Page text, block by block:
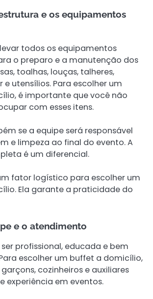
e os equipamentos
todos os equipamentos
o preparo e a manutenção dos
toalhas, louças, talheres,
e utensílios. Para escolher um
é importante que você não
com esses itens.
se a equipe será responsável
e limpeza ao final do evento. A
é um diferencial.
fator logístico para escolher um
Ela garante a praticidade do
e o atendimento
profissional, educada e bem
escolher um buffet a domicílio,
cozinheiros e auxiliares
experiência em eventos.